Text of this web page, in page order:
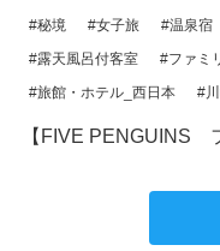
#秘境 #女子旅 #温泉宿
#露天風呂付客室
#ファミ
#旅館・ホテル_西日本
#
【FIVE PENGUINS